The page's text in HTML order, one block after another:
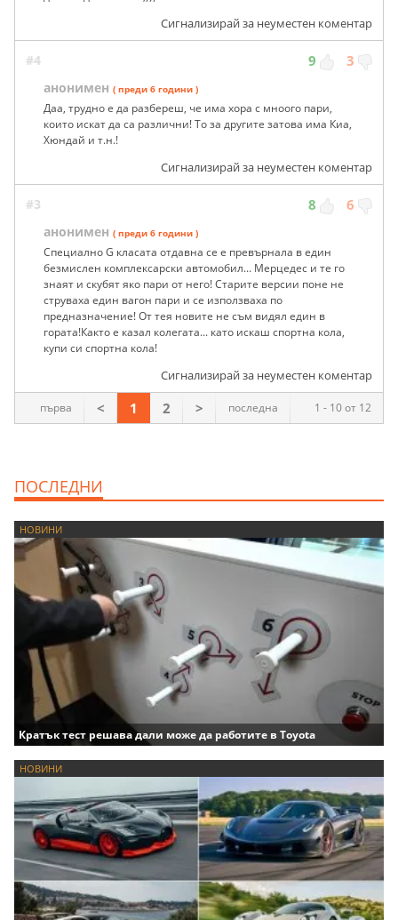
Сигнализирай за неуместен коментар
#4 9 3
анонимен ( преди 6 години )
Даа, трудно е да разбереш, че има хора с мноого пари,
които искат да са различни! То за другите затова има Киа,
Хюндай и т.н.!
Сигнализирай за неуместен коментар
#3 8 6
анонимен ( преди 6 години )
Специално G класата отдавна се е превърнала в един
безмислен комплексарски автомобил... Мерцедес и те го
знаят и скубят яко пари от него! Старите версии поне не
струваха един вагон пари и се използваха по
предназначение! От тея новите не съм видял един в
гората!Както е казал колегата... като искаш спортна кола,
купи си спортна кола!
Сигнализирай за неуместен коментар
1 - 10 от 12
първа < 1 2 > последна
ПОСЛЕДНИ
НОВИНИ
Кратък тест решава дали може да работите в Toyota
НОВИНИ